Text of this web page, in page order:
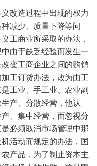
改造过程中出现的权力
减少、质量下降等问
工商业所采取的办法，
由于缺乏经验而发生一
变工商企业之间的购销
工订货办法，改为由工
工业、手工业、农业副
产、分散经营，他认
、集中经营，而忽视分
必须取消市场管理中那
活动而规定的办法，国
产品，为了制止资本主